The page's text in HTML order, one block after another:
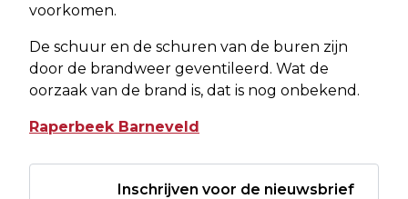
voorkomen.
De schuur en de schuren van de buren zijn
door de brandweer geventileerd. Wat de
oorzaak van de brand is, dat is nog onbekend.
Raperbeek Barneveld
Inschrijven voor de nieuwsbrief